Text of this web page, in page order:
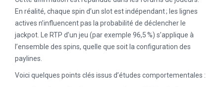
En réalité, chaque spin d’un slot est indépendant ; les lignes
actives n’influencent pas la probabilité de déclencher le
jackpot. Le RTP d’un jeu (par exemple 96,5 %) s’applique à
l’ensemble des spins, quelle que soit la configuration des
paylines.
Voici quelques points clés issus d’études comportementales :